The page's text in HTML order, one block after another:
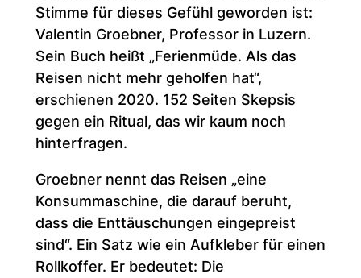
Stimme für dieses Gefühl geworden ist:
Valentin Groebner, Professor in Luzern.
Sein Buch heißt „Ferienmüde. Als das
Reisen nicht mehr geholfen hat“,
erschienen 2020. 152 Seiten Skepsis
gegen ein Ritual, das wir kaum noch
hinterfragen.
Groebner nennt das Reisen „eine
Konsummaschine, die darauf beruht,
dass die Enttäuschungen eingepreist
sind“. Ein Satz wie ein Aufkleber für einen
Rollkoffer. Er bedeutet: Die